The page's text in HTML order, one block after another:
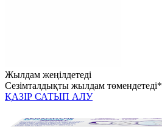
Жылдам жеңілдетеді
Сезімталдықты жылдам төмендетеді*
ҚАЗІР САТЫП АЛУ